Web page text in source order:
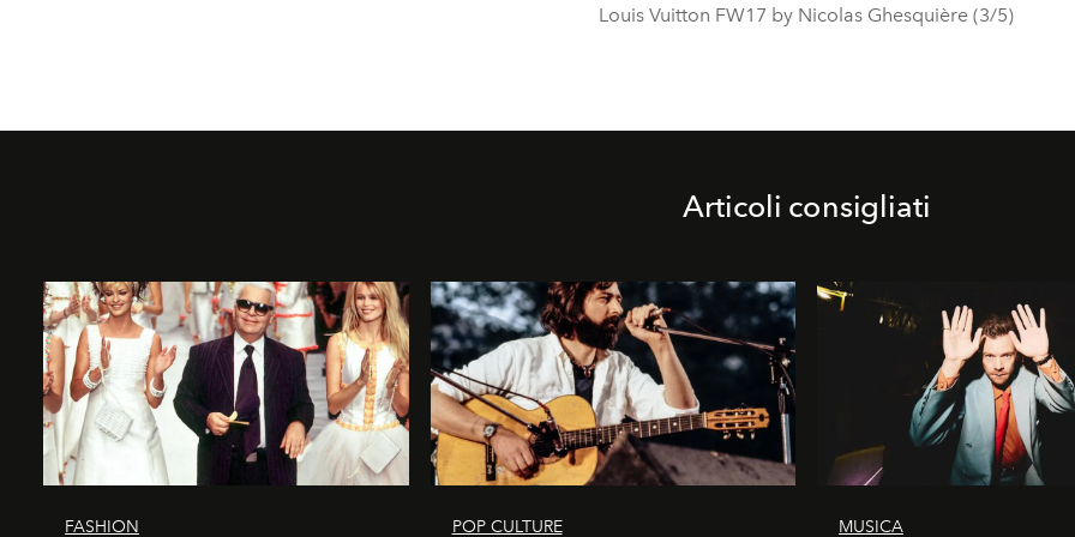
Louis Vuitton FW17 by Nicolas Ghesquière (3/5)
Articoli consigliati
FASHION POP CULTURE MUSICA